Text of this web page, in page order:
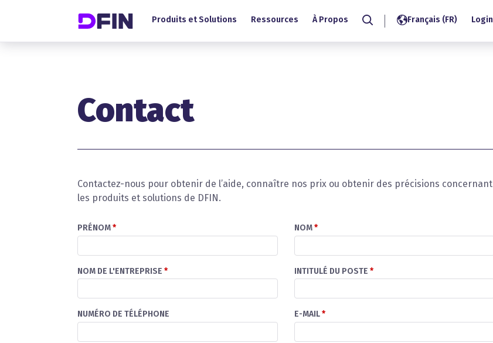
Produits et Solutions Ressources À Propos
Search
Français (FR) Login
Contact
Contactez-nous pour obtenir de l’aide, connaître nos prix ou obtenir des précisions concernant
les produits et solutions de DFIN.
PRÉNOM* NOM*
NOM DE L'ENTREPRISE * INTITULÉ DU POSTE *
NUMÉRO DE TÉLÉPHONE E-MAIL*